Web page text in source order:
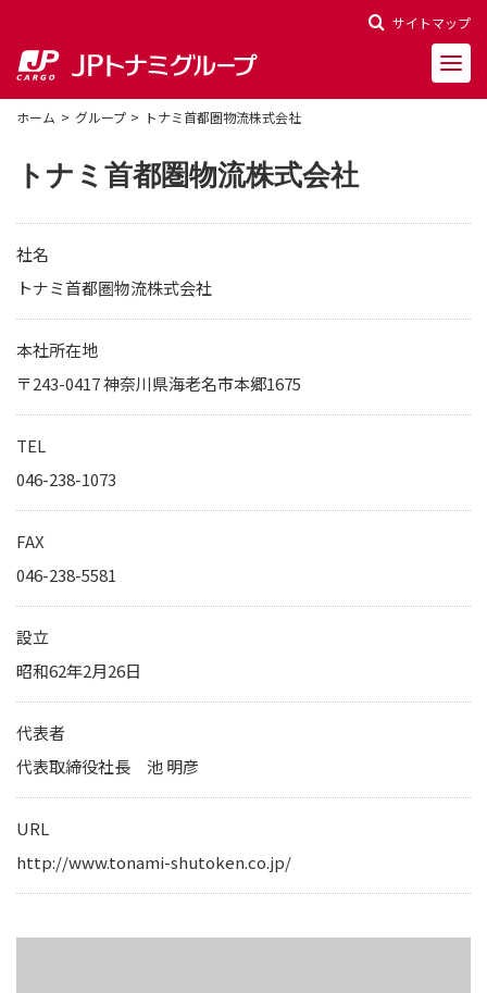
サイトマップ
会社概要
財務ハイライト
電子公告
関連会社
ホーム グループ トナミ首都圏物流株式会社
トナミ首都圏物流株式会社
社名
トナミ首都圏物流株式会社
本社所在地
〒243-0417 神奈川県海老名市本郷1675
TEL
046-238-1073
FAX
046-238-5581
設立
昭和62年2月26日
代表者
代表取締役社長 池 明彦
URL
http://www.tonami-shutoken.co.jp/